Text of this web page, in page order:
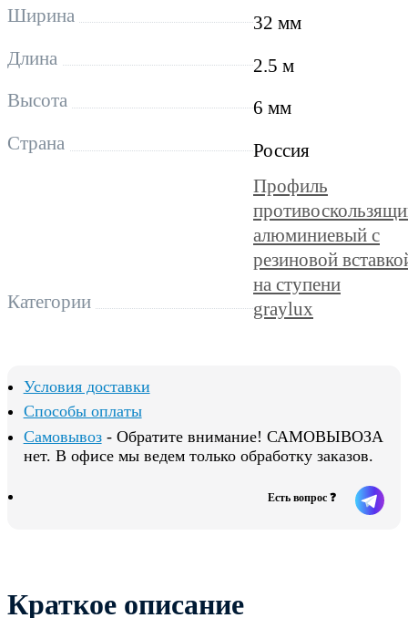
Ширина
32 мм
Длина
2.5 м
Высота
6 мм
Страна
Россия
Категории
Профиль
алюминиевый с
резиновой
на ступени
graylux
Условия доставки
Способы оплаты
Самовывоз- Обратите внимание! САМОВЫВОЗА
нет. В офисе мы ведем только обработку заказов.
Есть вопрос ❓
Краткое описание